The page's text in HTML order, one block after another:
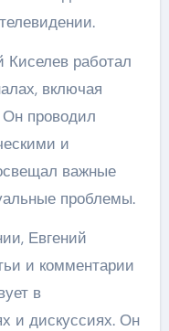
работал
включая
Он проводил
и
важные
проблемы.
Евгений
и комментарии
в
и дискуссиях. Он